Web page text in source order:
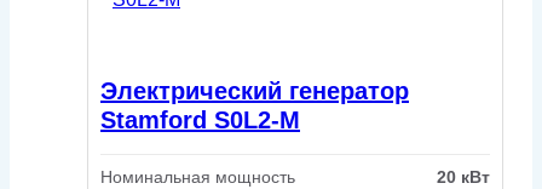
Электрический генератор
Stamford S0L2-M
Номинальная мощность 20 кВт